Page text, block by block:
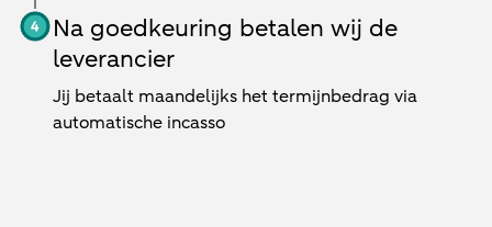
Na goedkeuring betalen wij de
leverancier
Jij betaalt maandelijks het termijnbedrag via
automatische incasso